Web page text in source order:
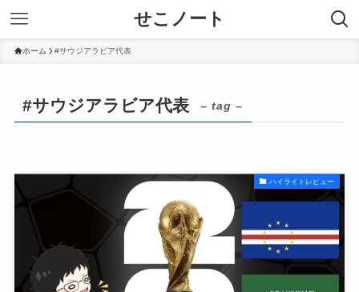
せこノート
ホーム #サウジアラビア代表
#サウジアラビア代表 – tag –
ハイライトレビュー